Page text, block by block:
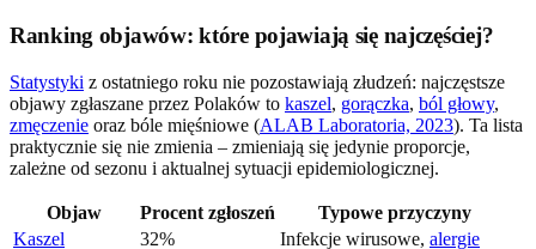
Ranking objawów: które pojawiają się najczęściej?
Statystyki z ostatniego roku nie pozostawiają złudzeń: najczęstsze
objawy zgłaszane przez Polaków to kaszel, gorączka, ból głowy,
zmęczenie oraz bóle mięśniowe (ALAB Laboratoria, 2023). Ta lista
praktycznie się nie zmienia – zmieniają się jedynie proporcje,
zależne od sezonu i aktualnej sytuacji epidemiologicznej.
Objaw Procent zgłoszeń
Typowe przyczyny
Kaszel
32% Infekcje wirusowe, alergie